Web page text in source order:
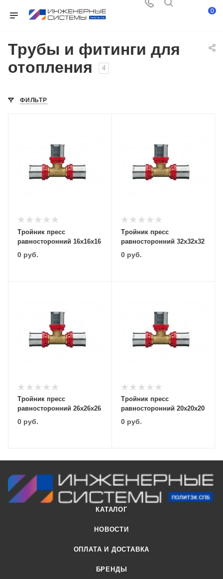
0
Трубы и фитинги для
отопления
4
ФИЛЬТР
Тройник пресс
равносторонний 16х16х16
0 руб.
Тройник пресс
равносторонний 32х32х32
0руб.
Тройник пресс
равносторонний 26х26х26
0 руб.
Тройник пресс
равносторонний 20х20х20
0руб.
КАТАЛОГ
НОВОСТИ
ОПЛАТА И ДОСТАВКА
БРЕНДЫ